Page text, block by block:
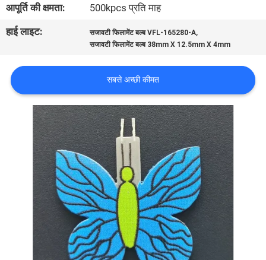
एक
की
विनती
साइटमैप
PRIVACY
आपूर्ति की क्षमता:
500kpcs प्रति माह
हाई लाइट:
सजावटी फिलामेंट बल्ब VFL-165280-A,
सजावटी फिलामेंट बल्ब 38mm X 12.5mm X 4mm
सबसे अच्छी कीमत